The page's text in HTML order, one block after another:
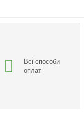
Всі способи
оплат